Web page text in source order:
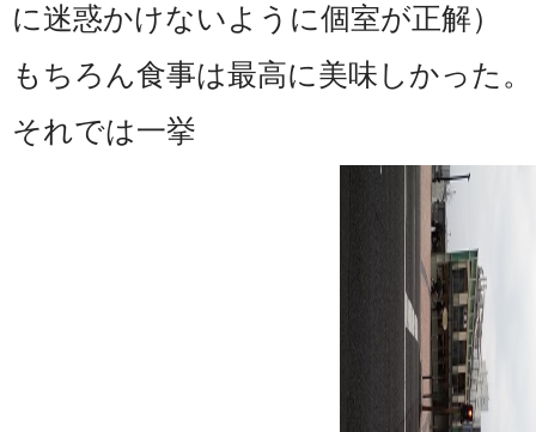
に迷惑かけないように個室が正解）
もちろん食事は最高に美味しかった。
それでは一挙